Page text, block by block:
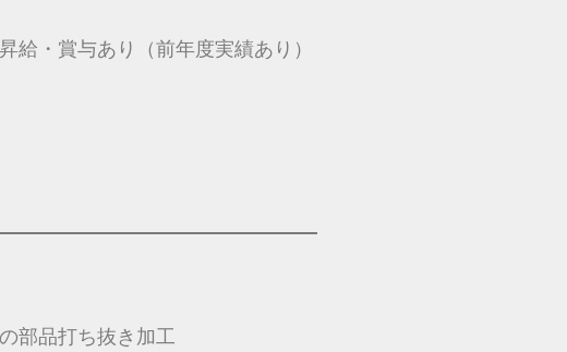
給・賞与あり（前年度実績あり）
品打ち抜き加工